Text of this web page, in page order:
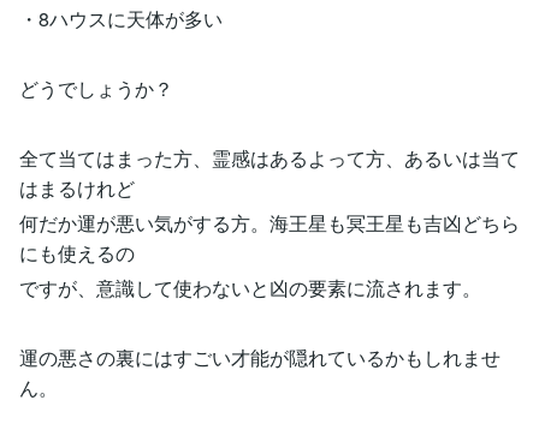
・8ハウスに天体が多い
どうでしょうか？
全て当てはまった方、霊感はあるよって方、あるいは当て
はまるけれど
何だか運が悪い気がする方。海王星も冥王星も吉凶どちら
にも使えるの
ですが、意識して使わないと凶の要素に流されます。
運の悪さの裏にはすごい才能が隠れているかもしれませ
ん。